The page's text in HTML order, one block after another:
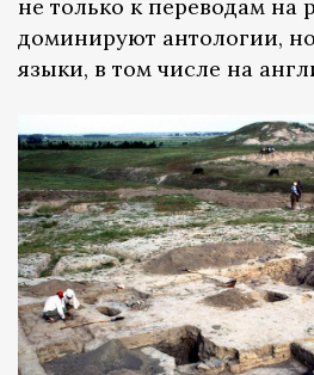
не только к переводам на
доминируют антологии,
языки, в том числе на